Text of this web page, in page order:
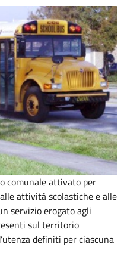
comunale attivato per
attività scolastiche e alle
servizio erogato agli
sul territorio
definiti per ciascuna